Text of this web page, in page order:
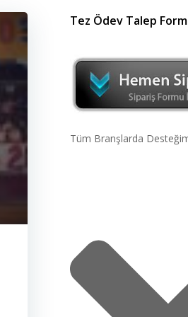
Tez Ödev Talep
Tüm Branşlarda